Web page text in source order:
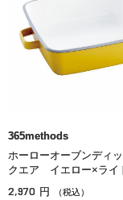
365methods
ホーローオーブンディ
クエア イエロー×ライ
2,970 円 （税込）